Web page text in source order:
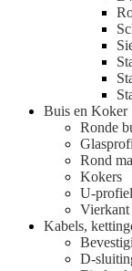
Buis en Koker
Ronde
Rond
Kokers
U-
Vierkant
Kabels,
D-